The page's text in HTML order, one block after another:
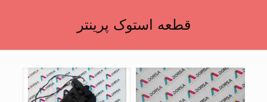
قطعه استوک پرینتر